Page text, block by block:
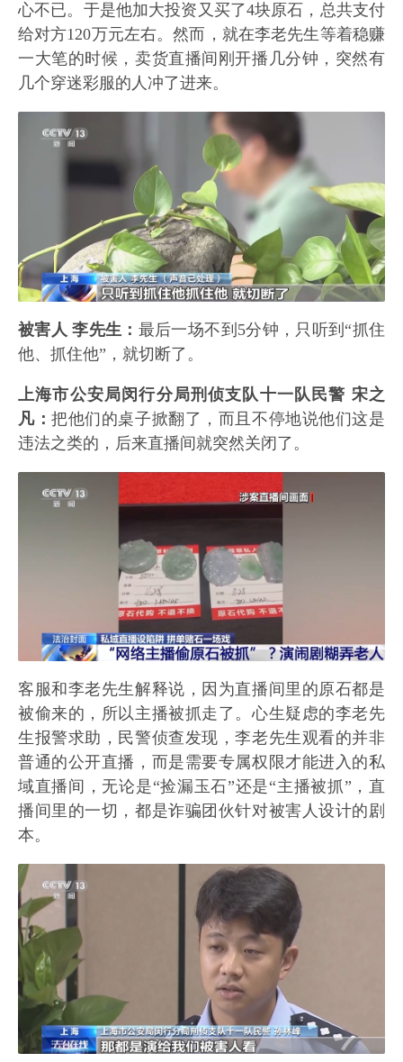
心不已。于是他加大投资又买了4块原石，总共支付
给对方120万元左右。然而，就在李老先生等着稳赚
一大笔的时候，卖货直播间刚开播几分钟，突然有
几个穿迷彩服的人冲了进来。
被害人 李先生： 最后一场不到5分钟，只听到“抓住
他、抓住他”，就切断了。
上海市公安局闵行分局刑侦支队十一队民警 宋之
凡：把他们的桌子掀翻了，而且不停地说他们这是
违法之类的，后来直播间就突然关闭了。
客服和李老先生解释说，因为直播间里的原石都是
被偷来的，所以主播被抓走了。心生疑虑的李老先
生报警求助，民警侦查发现，李老先生观看的并非
普通的公开直播，而是需要专属权限才能进入的私
域直播间，无论是“捡漏玉石”还是“主播被抓”，直
播间里的一切，都是诈骗团伙针对被害人设计的剧
本。